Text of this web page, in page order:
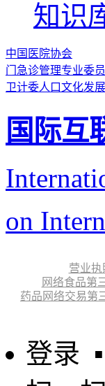
知识
中国医院协会
门急诊管理专业委
卫计委人口文化发
国际互
on
营业执
网络食品第
药品网络交易第
登录 ▪